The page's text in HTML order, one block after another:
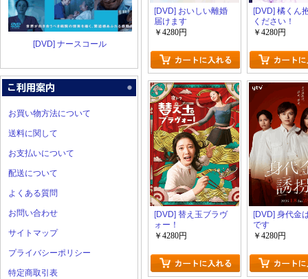
[DVD] ナースコール
お買い物方法について
送料に関して
お支払いについて
配送について
よくある質問
お問い合わせ
サイトマップ
プライバシーポリシー
特定商取引表
[DVD] おいしい離婚
届けます
￥4280円
[DVD] 橘くん
ください！
￥4280円
[DVD] 替え玉ブラヴ
ォー！
￥4280円
[DVD] 身代金
です
￥4280円